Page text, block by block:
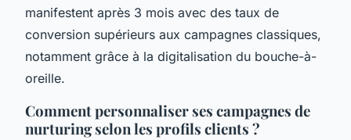
manifestent après 3 mois avec des taux de
conversion supérieurs aux campagnes classiques,
notamment grâce à la digitalisation du bouche-à-
oreille.
Comment personnaliser ses campagnes de
nurturing selon les profils clients ?